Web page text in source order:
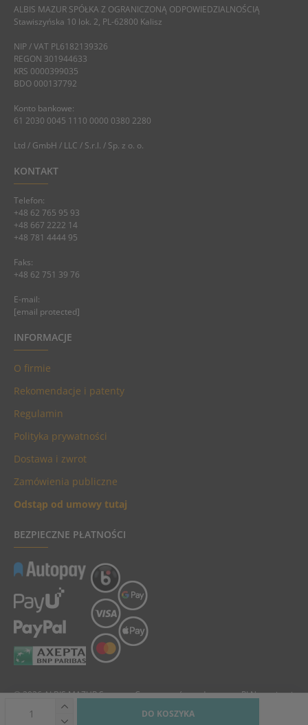
DO KOSZYKA
ALBIS MAZUR SPÓŁKA Z OGRANICZONĄ ODPOWIEDZIALNOŚCIĄ
Stawiszyńska 10 lok. 2, PL-62800 Kalisz
NIP / VAT PL6182139326
REGON 301944633
KRS 0000399035
BDO 000137792
Konto bankowe:
61 2030 0045 1110 0000 0380 2280
Ltd / GmbH / LLC / S.r.l. / Sp. z o. o.
KONTAKT
Telefon:
+48 62 765 95 93
+48 667 2222 14
+48 781 4444 95
Faks:
+48 62 751 39 76
E-mail:
[email protected]
INFORMACJE
O firmie
Rekomendacje i patenty
Regulamin
Polityka prywatności
Dostawa i zwrot
Zamówienia publiczne
Odstąp od umowy tutaj
BEZPIECZNE PŁATNOŚCI
© 2026 ALBIS MAZUR Sp. z o.o. Ceny towarów podane są w PLN, zawierają
podatek VAT i nie zawierają kosztów dostawy.